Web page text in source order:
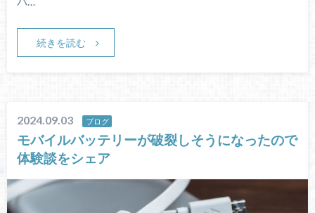
続きを読む
2024.09.03 ブログ
モバイルバッテリーが破裂しそうになったので
体験談をシェア